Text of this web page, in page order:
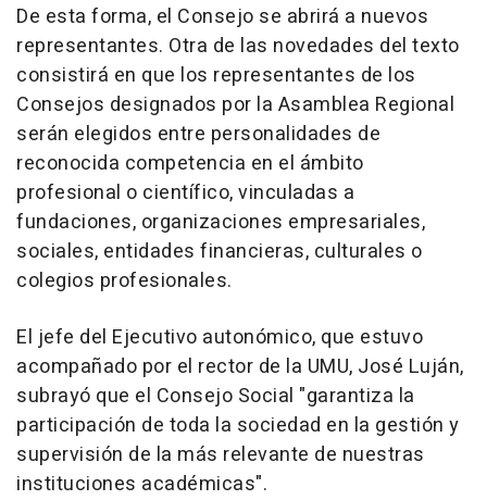
De esta forma, el Consejo se abrirá a nuevos
representantes. Otra de las novedades del texto
consistirá en que los representantes de los
Consejos designados por la Asamblea Regional
serán elegidos entre personalidades de
reconocida competencia en el ámbito
profesional o científico, vinculadas a
fundaciones, organizaciones empresariales,
sociales, entidades financieras, culturales o
colegios profesionales.
El jefe del Ejecutivo autonómico, que estuvo
acompañado por el rector de la UMU, José Luján,
subrayó que el Consejo Social "garantiza la
participación de toda la sociedad en la gestión y
supervisión de la más relevante de nuestras
instituciones académicas".